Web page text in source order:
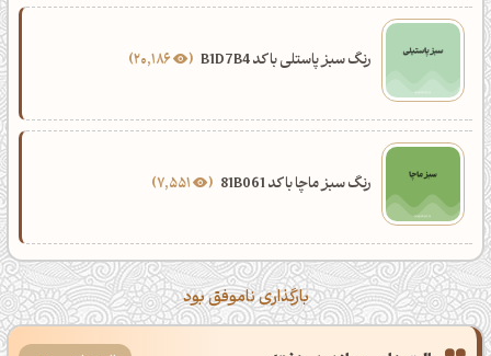
رنگ سبز پاستلی با کد B1D7B4
رنگ سبز ماچا با کد 81B061
بارگذاری ناموفق بود